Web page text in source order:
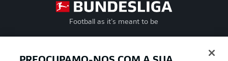
Football as it’s meant to be